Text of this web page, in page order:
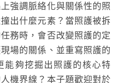
強調脈絡化與關係性的照
出什麼元素？當照護被拆
務時，會否改變照護的定
場的關係、並重寫照護的
能夠挖掘出照護的核心特
機界線？本子題歡迎對於